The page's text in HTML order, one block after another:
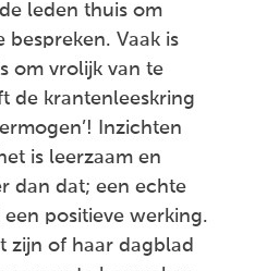
leden thuis om
bespreken. Vaak is
om vrolijk van te
de krantenleeskring
Inzichten
is leerzaam en
dan dat; een echte
positieve werking.
zijn of haar dagblad